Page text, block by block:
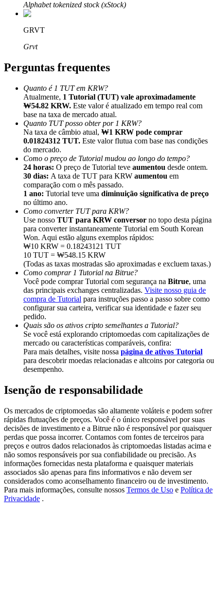
Afiliados Bitrue
Até 65% de comissões!
Indicação
Convide um amigo para receber recompensas em dinheiro
BTC Welcome Rewards
BTC Welcome Rewards
Deposit & Trade BTC to Share 25000 USDT prize pool!
Deposit CASHCAT & Win
Share 500000 CASHCAT prize pool
Register & Trade to Win 500,000 USDT
Precious Metals Trading Carnival
Trade Gold & Silver · 33,333 USDT Bonus
Alphabet tokenized stock (xStock)
GRVT
Grvt
Perguntas frequentes
Quanto é 1 TUT em KRW?
Atualmente, 1 Tutorial (TUT) vale aproximadamente
₩54.82 KRW. Este valor é atualizado em tempo real com
base na taxa de mercado atual.
Quanto TUT posso obter por 1 KRW?
Na taxa de câmbio atual, ₩1 KRW pode comprar
0.01824312 TUT. Este valor flutua com base nas condições
do mercado.
Como o preço de Tutorial mudou ao longo do tempo?
24 horas: O preço de Tutorial teve aumentou desde ontem.
30 dias: A taxa de TUT para KRW aumentou em
comparação com o mês passado.
1 ano: Tutorial teve uma diminuição significativa de preço
no último ano.
Como converter TUT para KRW?
Use nosso TUT para KRW conversor no topo desta página
para converter instantaneamente Tutorial em South Korean
Won. Aqui estão alguns exemplos rápidos:
₩10 KRW = 0.18243121 TUT
10 TUT = ₩548.15 KRW
(Todas as taxas mostradas são aproximadas e excluem taxas.)
Como comprar 1 Tutorial na Bitrue?
Você pode comprar Tutorial com segurança na Bitrue, uma
das principais exchanges centralizadas. Visite nosso guia de
compra de Tutorial para instruções passo a passo sobre como
configurar sua carteira, verificar sua identidade e fazer seu
pedido.
Quais são os ativos cripto semelhantes a Tutorial?
Se você está explorando criptomoedas com capitalizações de
mercado ou características comparáveis, confira:
Para mais detalhes, visite nossa página de ativos Tutorial
para descobrir moedas relacionadas e altcoins por categoria ou
desempenho.
Isenção de responsabilidade
Os mercados de criptomoedas são altamente voláteis e podem sofrer
rápidas flutuações de preços. Você é o único responsável por suas
decisões de investimento e a Bitrue não é responsável por quaisquer
perdas que possa incorrer. Contamos com fontes de terceiros para
preços e outros dados relacionados às criptomoedas listadas acima e
não somos responsáveis por sua confiabilidade ou precisão. As
informações fornecidas nesta plataforma e quaisquer materiais
associados são apenas para fins informativos e não devem ser
considerados como aconselhamento financeiro ou de investimento.
Para mais informações, consulte nossos Termos de Uso e Política de
Privacidade .